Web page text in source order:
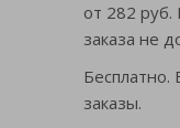
от 282 руб.
заказа не
заказы.